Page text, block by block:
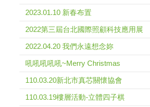
2023.01.10 新春布置
2022第三屆台北國際照顧科技應用展
2022.04.20 我們永遠想念妳
吼吼吼吼吼~Merry Christmas
110.03.20新北市真芯關懷協會
110.03.19樓層活動-立體四子棋